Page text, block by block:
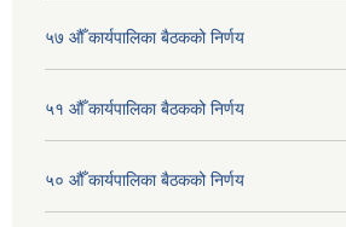
५७ औँ कार्यपालिका बैठकको निर्णय
५१ औँ कार्यपालिका बैठकको निर्णय
५० औँ कार्यपालिका बैठकको निर्णय